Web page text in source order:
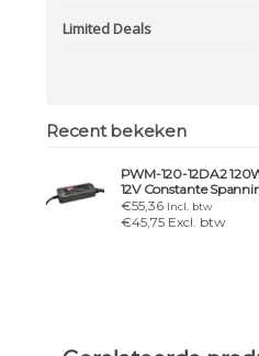
Limited Deals
Recent bekeken
PWM-120-12DA2
12V Constante
(CV)
€55,36 Incl. btw
€45,75 Excl. btw